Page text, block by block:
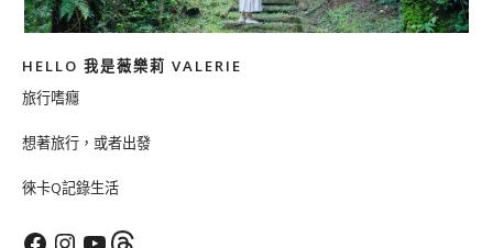
HELLO 我是薇樂莉 VALERIE
旅行嗜癮
想著旅行，或者出發
徠卡Q記錄生活
FacebookInstagram
YouTubeThreads